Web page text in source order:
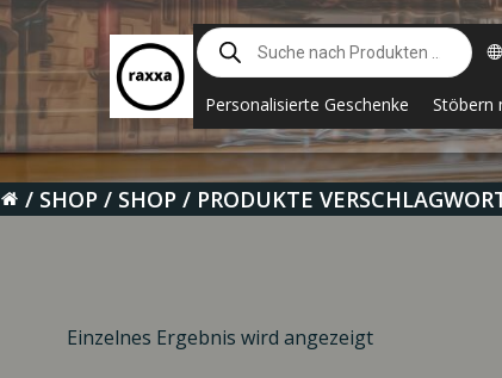
Zum
Inhalt
springen
Suche
nach
Produkten
Personalisierte Geschenke Stöbern
SHOP SHOP PRODUKTE
Einzelnes Ergebnis wird angezeigt